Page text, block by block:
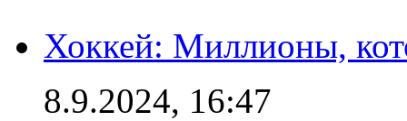
Хоккей: Миллионы,
8.9.2024, 16:47